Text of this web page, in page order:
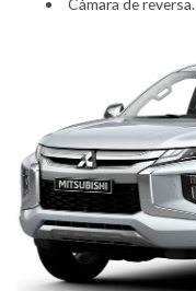
Cámara de reversa.